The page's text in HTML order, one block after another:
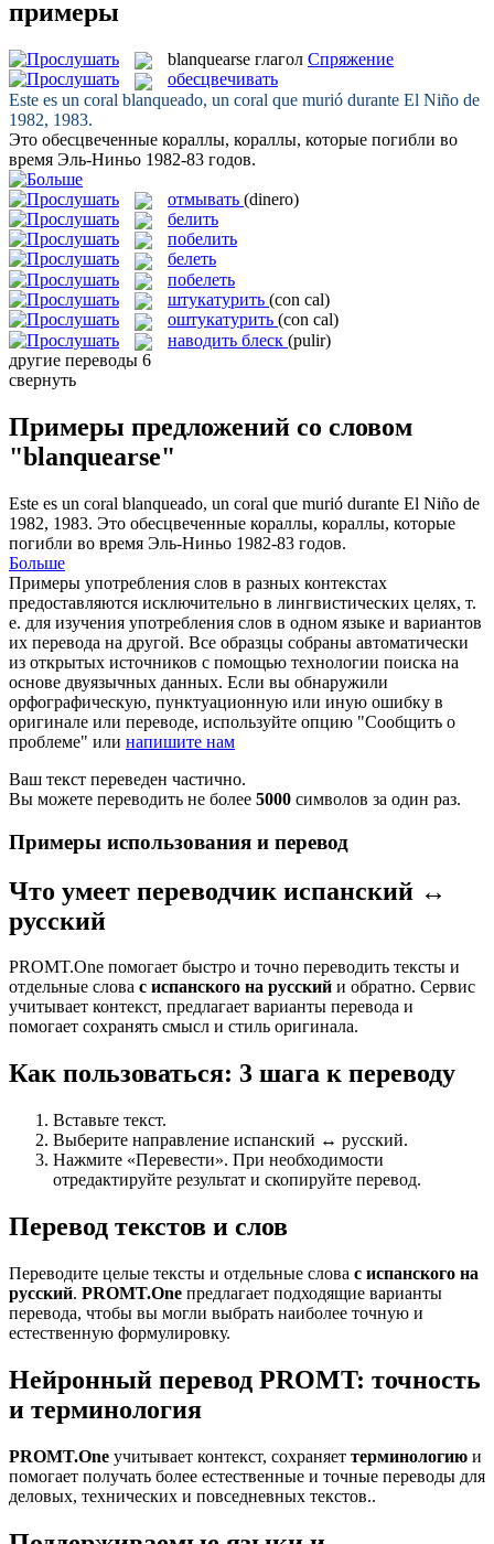
примеры
blanquearse глагол Спряжение
обесцвечивать
Este es un coral blanqueado, un coral que murió durante El Niño de
1982, 1983.
Это обесцвеченные кораллы, кораллы, которые погибли во
время Эль-Ниньо 1982-83 годов.
отмывать (dinero)
белить
побелить
белеть
побелеть
штукатурить (con cal)
оштукатурить (con cal)
наводить блеск (pulir)
другие переводы 6
свернуть
Примеры предложений со словом
"blanquearse"
Este es un coral blanqueado, un coral que murió durante El Niño de
1982, 1983. Это обесцвеченные кораллы, кораллы, которые
погибли во время Эль-Ниньо 1982-83 годов.
Больше
Примеры употребления слов в разных контекстах
предоставляются исключительно в лингвистических целях, т.
е. для изучения употребления слов в одном языке и вариантов
их перевода на другой. Все образцы собраны автоматически
из открытых источников с помощью технологии поиска на
основе двуязычных данных. Если вы обнаружили
орфографическую, пунктуационную или иную ошибку в
оригинале или переводе, используйте опцию "Сообщить о
проблеме" или напишите нам
Ваш текст переведен частично.
Вы можете переводить не более 5000 символов за один раз.
Примеры использования и перевод
Что умеет переводчик испанский ↔
русский
PROMT.One помогает быстро и точно переводить тексты и
отдельные слова с испанского на русский и обратно. Сервис
учитывает контекст, предлагает варианты перевода и
помогает сохранять смысл и стиль оригинала.
Как пользоваться: 3 шага к переводу
Вставьте текст.
Выберите направление испанский ↔ русский.
Нажмите «Перевести». При необходимости
отредактируйте результат и скопируйте перевод.
Перевод текстов и слов
Переводите целые тексты и отдельные слова с испанского на
русский. PROMT.One предлагает подходящие варианты
перевода, чтобы вы могли выбрать наиболее точную и
естественную формулировку.
Нейронный перевод PROMT: точность
и терминология
PROMT.One учитывает контекст, сохраняет терминологию и
помогает получать более естественные и точные переводы для
деловых, технических и повседневных текстов..